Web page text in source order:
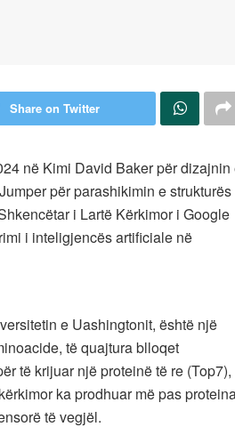
Share on Twitter
në Kimi David Baker për dizajnin
për parashikimin e strukturës
i Lartë Kërkimor i Google
i inteligjencës artificiale në
e Uashingtonit, është një
të quajtura blloqet
të krijuar një proteinë të re (Top7),
ka prodhuar më pas
të vegjël.